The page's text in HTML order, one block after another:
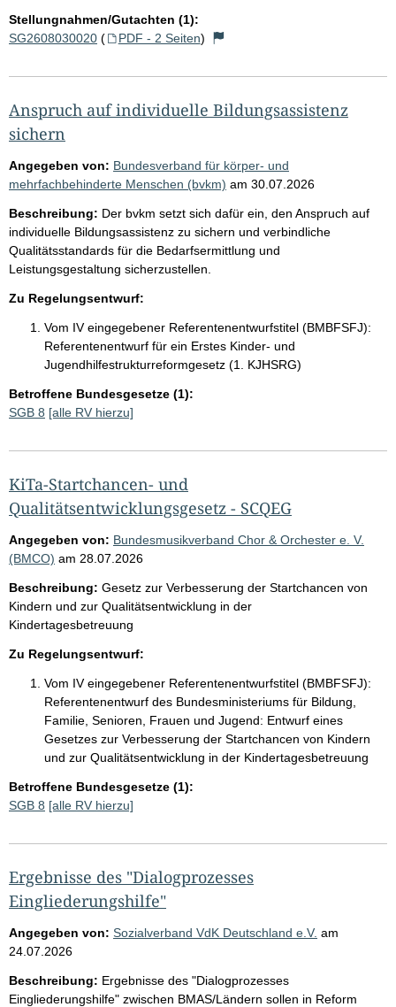
Stellungnahmen/Gutachten (1):
SG2608030020 ( PDF - 2 Seiten)
Anspruch auf individuelle Bildungsassistenz
sichern
Angegeben von: Bundesverband für körper- und
mehrfachbehinderte Menschen (bvkm) am 30.07.2026
Beschreibung: Der bvkm setzt sich dafür ein, den Anspruch auf
individuelle Bildungsassistenz zu sichern und verbindliche
Qualitätsstandards für die Bedarfsermittlung und
Leistungsgestaltung sicherzustellen.
Zu Regelungsentwurf:
Vom IV eingegebener Referentenentwurfstitel (BMBFSFJ):
Referentenentwurf für ein Erstes Kinder- und
Jugendhilfestrukturreformgesetz (1. KJHSRG)
Betroffene Bundesgesetze (1):
SGB 8 [alle RV hierzu]
KiTa-Startchancen- und
Qualitätsentwicklungsgesetz - SCQEG
Angegeben von: Bundesmusikverband Chor & Orchester e. V.
(BMCO) am 28.07.2026
Beschreibung: Gesetz zur Verbesserung der Startchancen von
Kindern und zur Qualitätsentwicklung in der
Kindertagesbetreuung
Zu Regelungsentwurf:
Vom IV eingegebener Referentenentwurfstitel (BMBFSFJ):
Referentenentwurf des Bundesministeriums für Bildung,
Familie, Senioren, Frauen und Jugend: Entwurf eines
Gesetzes zur Verbesserung der Startchancen von Kindern
und zur Qualitätsentwicklung in der Kindertagesbetreuung
Betroffene Bundesgesetze (1):
SGB 8 [alle RV hierzu]
Ergebnisse des "Dialogprozesses
Eingliederungshilfe"
Angegeben von: Sozialverband VdK Deutschland e.V. am
24.07.2026
Beschreibung: Ergebnisse des "Dialogprozesses
Eingliederungshilfe" zwischen BMAS/Ländern sollen in Reform